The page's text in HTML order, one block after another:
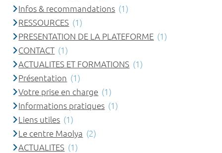
Infos & recommandations (1)
RESSOURCES (1)
PRESENTATION DE LA PLATEFORME (1)
CONTACT (1)
ACTUALITES ET FORMATIONS (1)
Présentation (1)
Votre prise en charge (1)
Informations pratiques (1)
Liens utiles (1)
Le centre Maolya (2)
ACTUALITES (1)